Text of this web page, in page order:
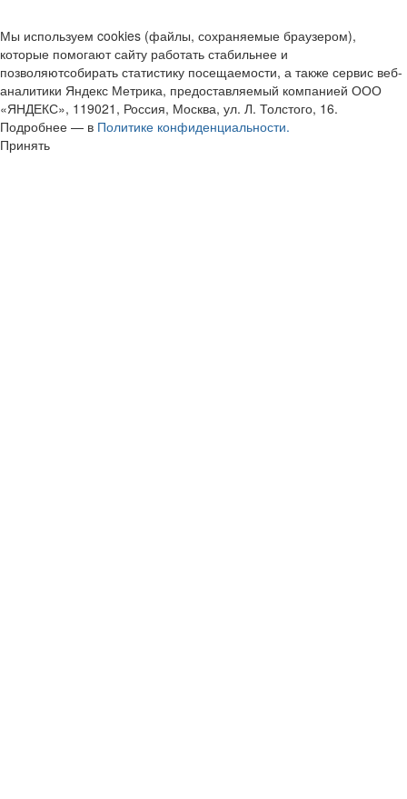
Мы используем cookies (файлы, сохраняемые браузером),
которые помогают сайту работать стабильнее и
позволяютсобирать статистику посещаемости, а также сервис веб-
аналитики Яндекс Метрика, предоставляемый компанией ООО
«ЯНДЕКС», 119021, Россия, Москва, ул. Л. Толстого, 16.
Подробнее — в Политике конфиденциальности.
Принять